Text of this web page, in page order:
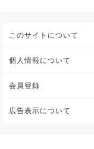
このサイトについて
個人情報について
会員登録
広告表示について